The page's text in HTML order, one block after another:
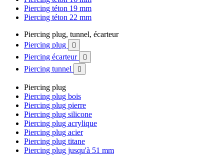
Piercing téton 19 mm
Piercing téton 22 mm
Piercing plug, tunnel, écarteur
Piercing plug

Piercing écarteur 
Piercing tunnel 
Piercing plug
Piercing plug bois
Piercing plug pierre
Piercing plug silicone
Piercing plug acrylique
Piercing plug acier
Piercing plug titane
Piercing plug jusqu'à 51 mm